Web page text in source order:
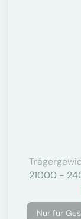
21000 -
Nur für